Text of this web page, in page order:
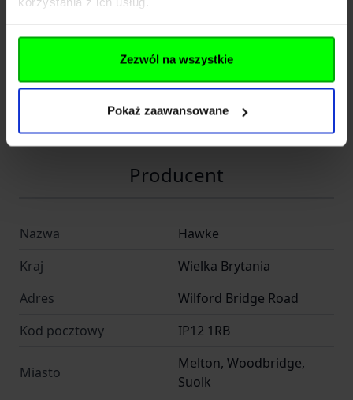
Zezwól na wszystkie
Pokaż zaawansowane
KOL.354-226
EAN
5054492230211
Producent
HAWKE OPTICS
Producent
Nazwa
Hawke
Kraj
Wielka Brytania
Adres
Wilford Bridge Road
Kod pocztowy
IP12 1RB
Miasto
Melton, Woodbridge,
Suolk